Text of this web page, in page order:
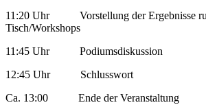
11:20 Uhr Vorstellung der Ergebnisse
Tisch/Workshops
11:45 Uhr Podiumsdiskussion
12:45 Uhr Schlusswort
Ca. 13:00 Ende der Veranstaltung